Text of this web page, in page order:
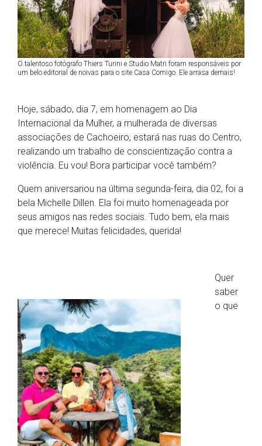
O talentoso fotógrafo Thiers Turini e Studio Matri foram responsáveis por
um belo editorial de noivas para o site Casa Comigo. Ele arrasa demais!
Hoje, sábado, dia 7, em homenagem ao Dia
Internacional da Mulher, a mulherada de diversas
associações de Cachoeiro, estará nas ruas do Centro,
realizando um trabalho de conscientização contra a
violência. Eu vou! Bora participar você também?
Quem aniversariou na última segunda-feira, dia 02, foi a
bela Michelle Dillen. Ela foi muito homenageada por
seus amigos nas redes sociais. Tudo bem, ela mais
que merece! Muitas felicidades, querida!
Quer
saber
o que